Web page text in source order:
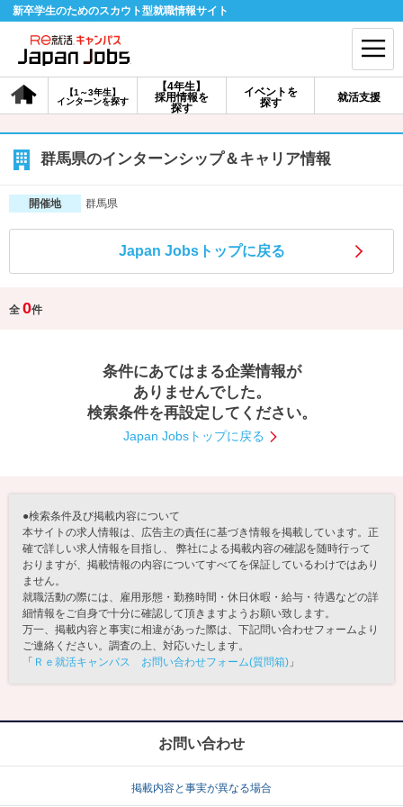
新卒学生のためのスカウト型就職情報サイト
【4年生】
採用情報を
探す
【1～3年生】
インターンを探す
イベントを
探す
就活支援
会員登録 ログイン
会員ID・パスワードを忘れた方はこちら
探す
【4年生】
【1～3年生】
就活ノウハウ・サポート
就活支援
あなたに合う仕事を診断！ 動画で対策講座をチェック
就活ニュースペーパー
就活時事ニュースを更新
よくある質問
不明点があればこちら
群馬県のインターンシップ＆キャリア情報
開催地 群馬県
Japan Jobsトップに戻る
全 0件
条件にあてはまる企業情報が
ありませんでした。
検索条件を再設定してください。
Japan Jobsトップに戻る
●検索条件及び掲載内容について
本サイトの求人情報は、広告主の責任に基づき情報を掲載しています。正
確で詳しい求人情報を目指し、 弊社による掲載内容の確認を随時行って
おりますが、掲載情報の内容についてすべてを保証しているわけではあり
ません。
就職活動の際には、雇用形態・勤務時間・休日休暇・給与・待遇などの詳
細情報をご自身で十分に確認して頂きますようお願い致します。
万一、掲載内容と事実に相違があった際は、下記問い合わせフォームより
ご連絡ください。調査の上、対応いたします。
「 Ｒｅ就活キャンパス お問い合わせフォーム(質問箱) 」
お問い合わせ
掲載内容と事実が異なる場合